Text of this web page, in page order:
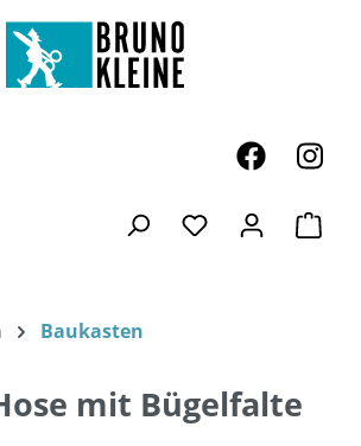
Du hast 0
Baukasten
mit Bügelfalte